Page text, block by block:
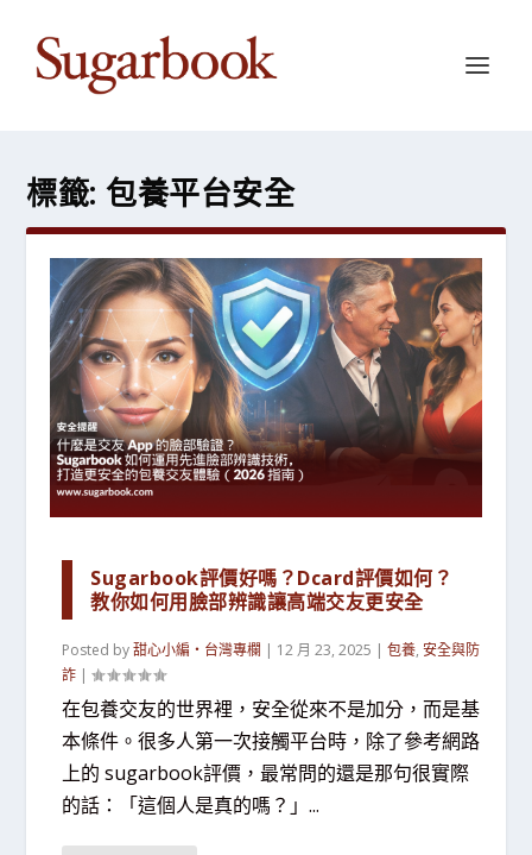
標籤:包養平台安全
Sugarbook評價好嗎？Dcard評價如何？
教你如何用臉部辨識讓高端交友更安全
Posted by甜心小編・台灣專欄 | 12 月 23, 2025 |包養,安全與防
詐 |
在包養交友的世界裡，安全從來不是加分，而是基
本條件。很多人第一次接觸平台時，除了參考網路
上的 sugarbook評價，最常問的還是那句很實際
的話：「這個人是真的嗎？」...